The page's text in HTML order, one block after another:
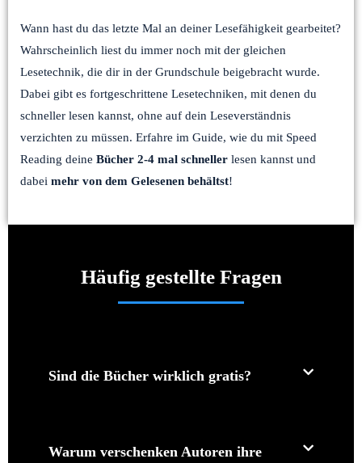
Wann hast du das letzte Mal an deiner Lesefähigkeit gearbeitet?
Wahrscheinlich liest du immer noch mit der gleichen
Lesetechnik, die dir in der Grundschule beigebracht wurde.
Dabei gibt es fortgeschrittene Lesetechniken, mit denen du
schneller lesen kannst, ohne auf dein Leseverständnis
verzichten zu müssen. Erfahre im Guide, wie du mit Speed
Reading deine Bücher 2-4 mal schneller lesen kannst und
dabei mehr von dem Gelesenen behältst!
Häufig gestellte Fragen
Sind die Bücher wirklich gratis?
Warum verschenken Autoren ihre